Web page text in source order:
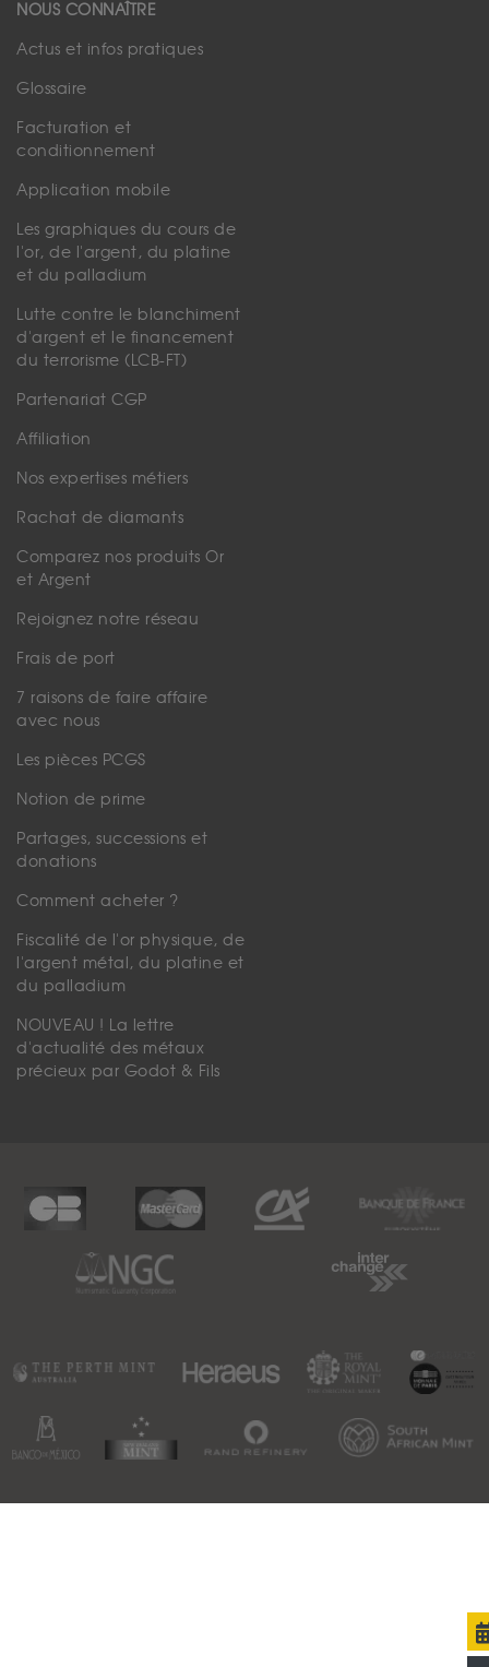
NOUS CONNAÎTRE
Actus et infos pratiques
Glossaire
Facturation et
conditionnement
Application mobile
Les graphiques du cours de
l'or, de l'argent, du platine
et du palladium
Lutte contre le blanchiment
d'argent et le financement
du terrorisme (LCB-FT)
Partenariat CGP
Affiliation
Nos expertises métiers
Rachat de diamants
Comparez nos produits Or
et Argent
Rejoignez notre réseau
Frais de port
7 raisons de faire affaire
avec nous
Les pièces PCGS
Notion de prime
Partages, successions et
donations
Comment acheter ?
Fiscalité de l'or physique, de
l'argent métal, du platine et
du palladium
NOUVEAU ! La lettre
d'actualité des métaux
précieux par Godot & Fils